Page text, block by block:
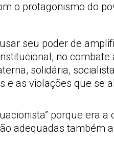
o protagonismo do
seu poder de
no
solidária,
as violações que se
porque era
adequadas também